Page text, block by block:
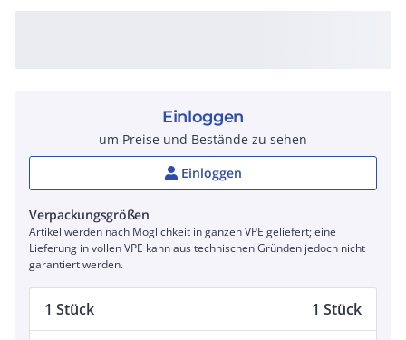
Einloggen
um Preise und Bestände zu sehen
Einloggen
Verpackungsgrößen
Artikel werden nach Möglichkeit in ganzen VPE geliefert; eine
Lieferung in vollen VPE kann aus technischen Gründen jedoch nicht
garantiert werden.
1 Stück 1 Stück